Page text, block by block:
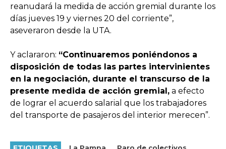
reanudará la medida de acción gremial durante los
días jueves 19 y viernes 20 del corriente”,
aseveraron desde la UTA.
Y aclararon: “Continuaremos poniéndonos a
disposición de todas las partes intervinientes
en la negociación, durante el transcurso de la
presente medida de acción gremial, a efecto
de lograr el acuerdo salarial que los trabajadores
del transporte de pasajeros del interior merecen”.